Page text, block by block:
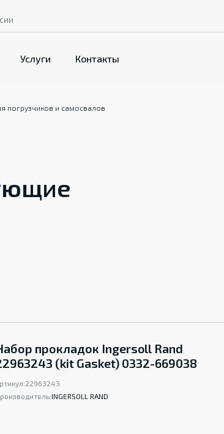
Услуги Контакты
погрузчиков и самосвалов
прокладок Ingersoll Rand
(kit Gasket) 0332-669038
22963243
INGERSOLL RAND